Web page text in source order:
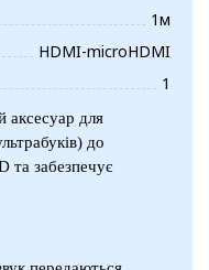
1м
HDMI-microHDMI
1
для
до
та забезпечує